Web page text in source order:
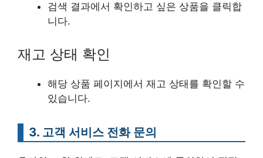
검색 결과에서 확인하고 싶은 상품을 클릭합
니다.
재고 상태 확인
해당 상품 페이지에서 재고 상태를 확인할 수
있습니다.
3. 고객 서비스 전화 문의